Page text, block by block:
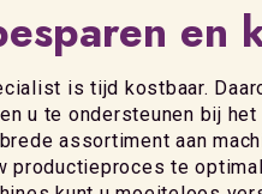
en
is tijd kostbaar.
u te ondersteunen bij
assortiment aan
productieproces te